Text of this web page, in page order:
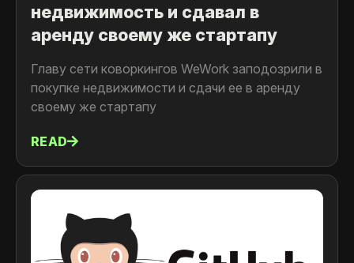
недвижимость и сдавал в
аренду своему же стартапу
Главу сети коворкингов WeWork заподозрили в
покупке недвижимости и сдачи ее в аренду
своему же стартапу
READ